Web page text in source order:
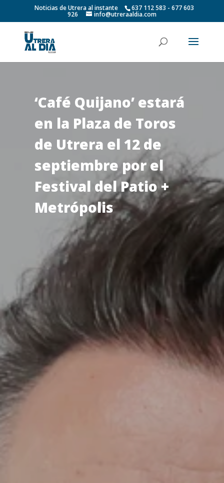
Noticias de Utrera al instante 637 112 583 - 677 603
926 info@utreraaldia.com
‘Café Quijano’ estará
en la Plaza de Toros
de Utrera el 12 de
septiembre por el
Festival del Patio +
Metrópolis